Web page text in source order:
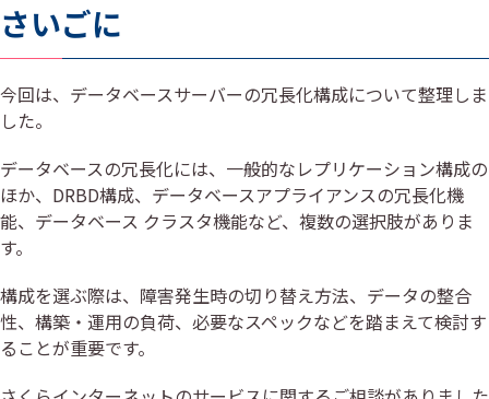
さいごに
今回は、データベースサーバーの冗長化構成について整理しま
した。
データベースの冗長化には、一般的なレプリケーション構成の
ほか、DRBD構成、データベースアプライアンスの冗長化機
能、データベース クラスタ機能など、複数の選択肢がありま
す。
構成を選ぶ際は、障害発生時の切り替え方法、データの整合
性、構築・運用の負荷、必要なスペックなどを踏まえて検討す
ることが重要です。